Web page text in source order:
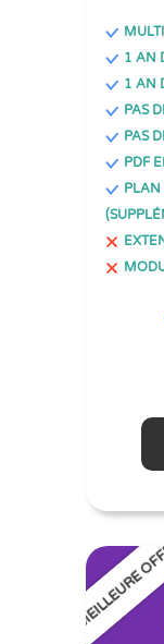
1 AN
1 AN
PAS
PAS
PDF
PLAN